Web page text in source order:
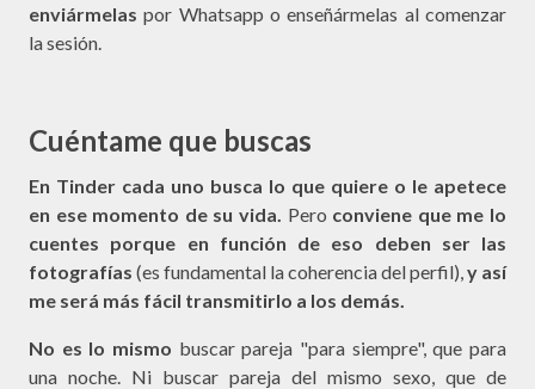
enviármelas por Whatsapp o enseñármelas al comenzar
la sesión.
Cuéntame que buscas
En Tinder cada uno busca lo que quiere o le apetece
en ese momento de su vida. Pero conviene que me lo
cuentes porque en función de eso deben ser las
fotografías (es fundamental la coherencia del perfil), y así
me será más fácil transmitirlo a los demás.
No es lo mismo buscar pareja "para siempre", que para
una noche. Ni buscar pareja del mismo sexo, que de